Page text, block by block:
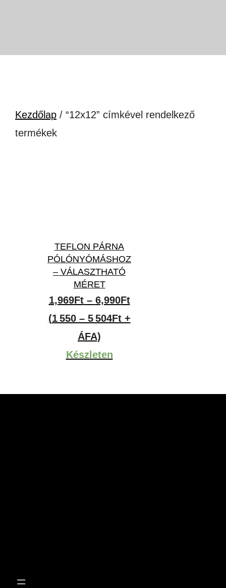
Kezdőlap / “12x12” címkével rendelkező
termékek
TEFLON PÁRNA
PÓLÓNYÓMÁSHOZ
– VÁLASZTHATÓ
MÉRET
1,969Ft – 6,990FtÁrtartomány:
1,969Ft
(1 550 – 5 504Ft +
ÁFA)
Készleten